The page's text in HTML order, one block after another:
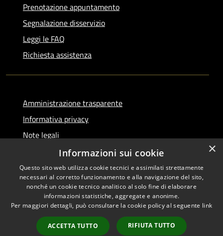
Prenotazione appuntamento
Segnalazione disservizio
Leggi le FAQ
Richiesta assistenza
Amministrazione trasparente
Informativa privacy
Note legali
Dichiarazione di accessibilità
RSS
Accessibilità
Copyright © 2026 • Comune di
Municipium•
Accesso
×
Informazioni sui cookie
Questo sito web utilizza cookie tecnici e assimilati strettamente
necessari al corretto funzionamento e alla navigazione del sito,
nonché un cookie tecnico analitico al solo fine di elaborare
informazioni statistiche, aggregate e anonime.
Per maggiori dettagli, può consultare la cookie policy al seguente link
ACCETTA TUTTO RIFIUTA TUTTO